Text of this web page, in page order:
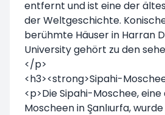
entfernt und ist eine der
der Weltgeschichte.
berühmte Häuser in Harran
University gehört zu den
</p>
<h3><strong>Sipahi-
<p>Die Sipahi-Moschee,
Moscheen in Şanlıurfa,